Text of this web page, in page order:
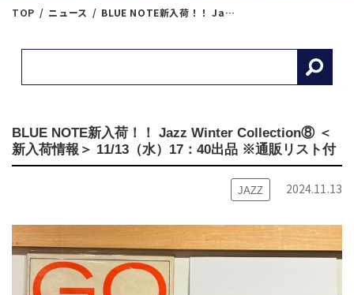
TOP ニュース BLUE NOTE新入荷！！ Jazz Winter Collection⑧ ＜新入荷情報＞ 11/13（水）17：40出品 ※通販リスト付
BLUE NOTE新入荷！！ Jazz Winter Collection⑧ ＜
新入荷情報＞ 11/13（水）17：40出品 ※通販リスト付
JAZZ 2024.11.13